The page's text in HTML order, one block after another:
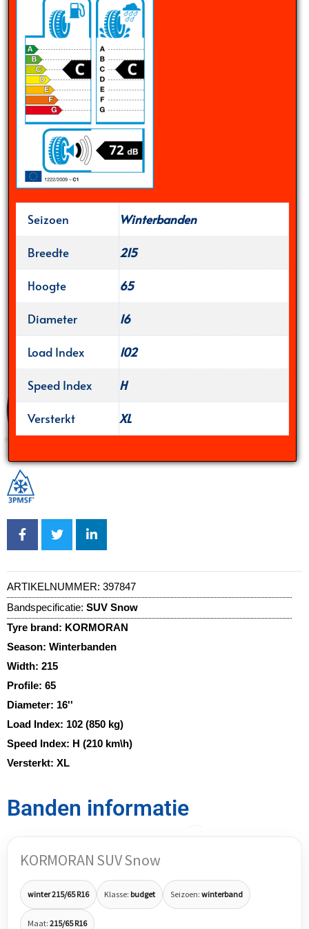
Seizoen
Winterbanden
Breedte
215
Hoogte
65
Diameter
16
Load Index
102
Speed Index
H
Versterkt
XL
ARTIKELNUMMER: 397847
Bandspecificatie: SUV Snow
Tyre brand: KORMORAN
Season: Winterbanden
Width: 215
Profile: 65
Diameter: 16''
Load Index: 102 (850 kg)
Speed Index: H (210 km\h)
Versterkt: XL
Banden informatie
KORMORAN SUV Snow
winter 215/65 R16 Klasse: budget Seizoen: winterband
Maat: 215/65 R16